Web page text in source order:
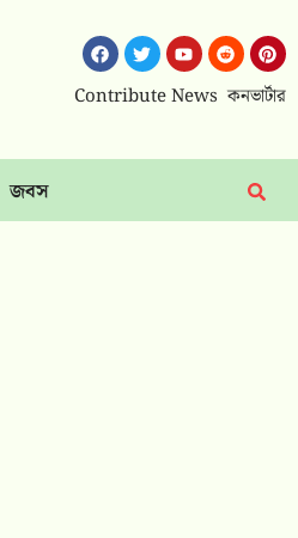
Contribute News কনভার্টার
জবস